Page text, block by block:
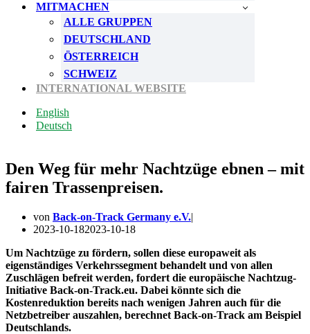
MITMACHEN
ALLE GRUPPEN
DEUTSCHLAND
ÖSTERREICH
SCHWEIZ
INTERNATIONAL WEBSITE
English
Deutsch
Den Weg für mehr Nachtzüge ebnen – mit
fairen Trassenpreisen.
von Back-on-Track Germany e.V.
2023-10-182023-10-18
Um Nachtzüge zu fördern, sollen diese europaweit als
eigenständiges Verkehrssegment behandelt und von allen
Zuschlägen befreit werden, fordert die europäische Nachtzug-
Initiative Back-on-Track.eu. Dabei könnte sich die
Kostenreduktion bereits nach wenigen Jahren auch für die
Netzbetreiber auszahlen, berechnet Back-on-Track am Beispiel
Deutschlands.